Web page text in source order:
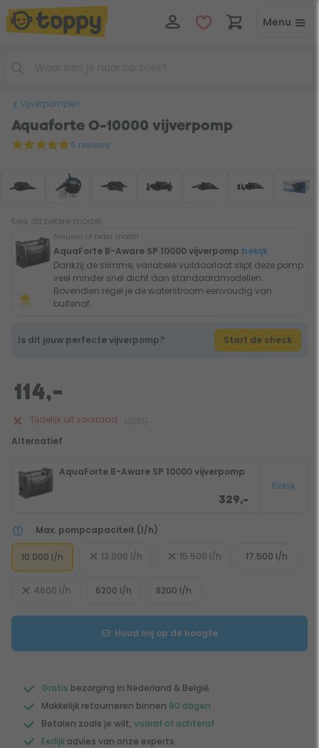
Menu
Vijverpompen
Aquaforte O-10000 vijverpomp
6 reviews
Kies dit betere model:
Nieuwer of beter model
AquaForte B-Aware SP 10000 vijverpomp bekijk
Dankzij de slimme, variabele vuildoorlaat slipt deze pomp
veel minder snel dicht dan standaardmodellen.
Bovendien regel je de waterstroom eenvoudig van
buitenaf.
Is dit jouw perfecte vijverpomp? Start de check
114,-
Tijdelijk uit voorraad
Alternatief
AquaForte B-Aware SP 10000 vijverpomp
329,-
Bekijk
Max. pompcapaciteit (l/h)
10.000 l/h 13.000 l/h 15.500 l/h 17.500 l/h
4600 l/h 6200 l/h 8200 l/h
Houd mij op de hoogte
Gratis bezorging in Nederland & België
Makkelijk retourneren binnen 90 dagen
Betalen zoals je wilt, vooraf of achteraf
Eerlijk advies van onze experts